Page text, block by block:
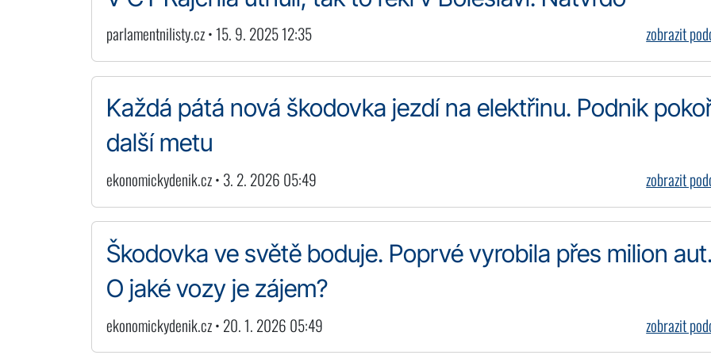
parlamentnilisty.cz • 15. 9. 2025 12:35 zobrazit
Každá pátá nová škodovka jezdí na elektřinu. Podnik
další metu
ekonomickydenik.cz • 3. 2. 2026 05:49 zobrazit
Škodovka ve světě boduje. Poprvé vyrobila přes milion aut.
O jaké vozy je zájem?
ekonomickydenik.cz • 20. 1. 2026 05:49 zobrazit